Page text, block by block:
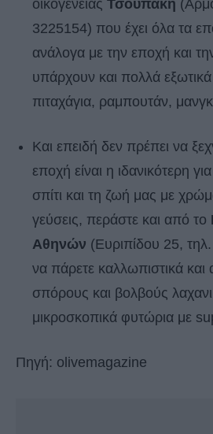
οικογένειας Τσουπάκη
3225154) που έχει όλα τα
ανάλογα με την εποχή και
υπάρχουν και πολλά
πιταχάγια, ραμπουτάν,
Και επειδή δεν πρέπει να
εποχή είναι η ιδανικότερη
σπίτι και τη ζωή μας με
γεύσεις, περάστε και από το
Αθηνών (Ευριπίδου 25,
να πάρετε καλλωπιστικά
σπόρους και βολβούς
μικροσκοπικά φυτώρια με
Πηγή: olivemagazine